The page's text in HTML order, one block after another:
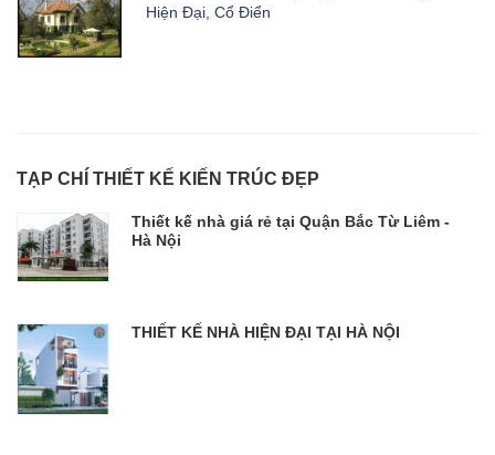
Hiện Đại, Cổ Điển
TẠP CHÍ THIẾT KẾ KIẾN TRÚC ĐẸP
Thiết kế nhà giá rẻ tại Quận Bắc Từ Liêm -
Hà Nội
THIẾT KẾ NHÀ HIỆN ĐẠI TẠI HÀ NỘI